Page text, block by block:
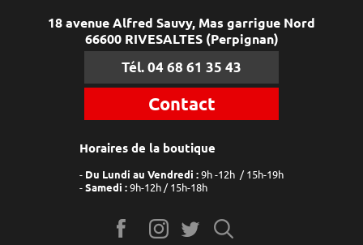
18 avenue Alfred Sauvy, Mas garrigue Nord
66600 RIVESALTES (Perpignan)
Tél. 04 68 61 35 43
Contact
Horaires de la boutique
Du Lundi au Vendredi : 9h -12h / 15h-19h
Samedi : 9h-12h / 15h-18h